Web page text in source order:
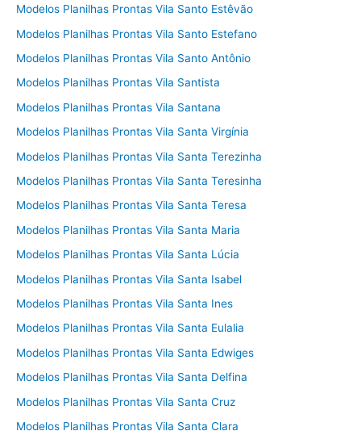
Modelos Planilhas Prontas Vila Santo Estêvão
Modelos Planilhas Prontas Vila Santo Estefano
Modelos Planilhas Prontas Vila Santo Antônio
Modelos Planilhas Prontas Vila Santista
Modelos Planilhas Prontas Vila Santana
Modelos Planilhas Prontas Vila Santa Virgínia
Modelos Planilhas Prontas Vila Santa Terezinha
Modelos Planilhas Prontas Vila Santa Teresinha
Modelos Planilhas Prontas Vila Santa Teresa
Modelos Planilhas Prontas Vila Santa Maria
Modelos Planilhas Prontas Vila Santa Lúcia
Modelos Planilhas Prontas Vila Santa Isabel
Modelos Planilhas Prontas Vila Santa Ines
Modelos Planilhas Prontas Vila Santa Eulalia
Modelos Planilhas Prontas Vila Santa Edwiges
Modelos Planilhas Prontas Vila Santa Delfina
Modelos Planilhas Prontas Vila Santa Cruz
Modelos Planilhas Prontas Vila Santa Clara